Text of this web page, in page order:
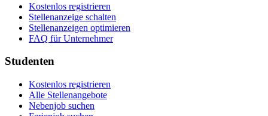
Kostenlos registrieren
Stellenanzeige schalten
Stellenanzeigen optimieren
FAQ für Unternehmer
Studenten
Kostenlos registrieren
Alle Stellenangebote
Nebenjob suchen